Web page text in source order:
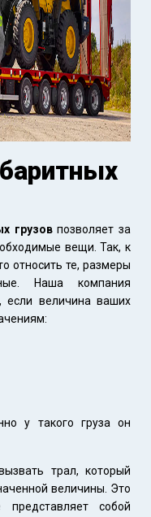
грузовпозволяет за
вещи. Так, к
относить те, размеры
Наша компания
если величина ваших
у такого груза он
трал, который
величины. Это
представляет собой